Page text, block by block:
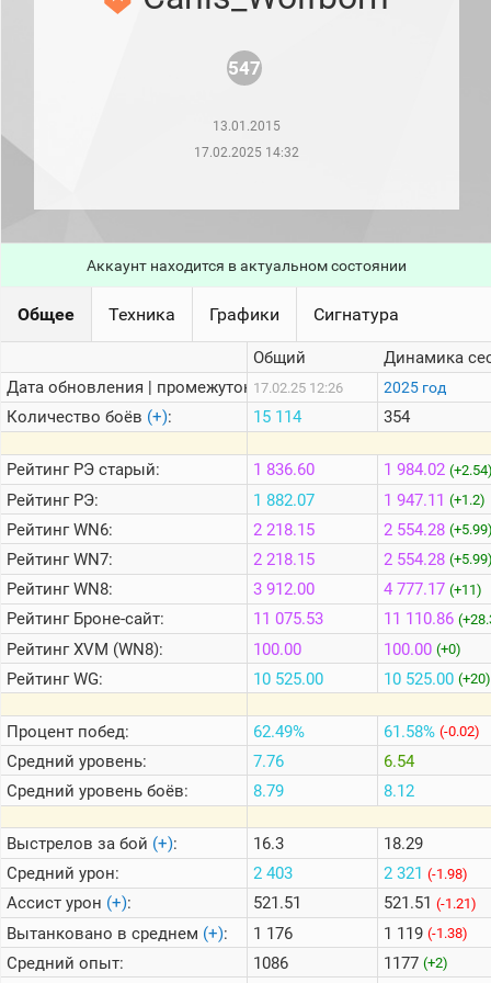
Топ
игроков
сессии)
Топ
Статистика
стримеров
Информация
Онлайн
Цветовая
шкала
Теlegram
ВК
Портал
Мира
Танков
547
13.01.2015
17.02.2025 14:32
Аккаунт находится в актуальном состоянии
Общее Техника Графики Сигнатура
Дата обновления | промежуток:
Количество боёв (+):
РейтингРЭ старый:
РейтингРЭ:
РейтингWN6:
РейтингWN7:
РейтингWN8:
РейтингБроне-сайт:
РейтингXVM (WN8):
РейтингWG:
Процент побед:
Средний уровень:
Средний уровень боёв:
Выстрелов за бой (+):
Средний урон:
Ассист урон (+):
Вытанковано в среднем (+):
Средний опыт:
Общий
17.02.25 12:26
15 114
1 836.60
1 882.07
2 218.15
2 218.15
3 912.00
11 075.53
100.00
10 525.00
62.49%
7.76
8.79
16.3
2 403
521.51
1 176
1086
Динамика
2025 год
354
1 984.02
1 947.11 (+1.2)
2 554.28
2 554.28
4 777.17 (+11)
11 110.86
100.00 (+0)
10 525.00 (+20)
61.58% (-0.02)
6.54
8.12
18.29
2 321 (-1.98)
521.51 (-1.21)
1 119 (-1.38)
1177 (+2)